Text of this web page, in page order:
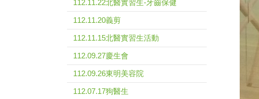
112.11.22北醫實習生-牙齒保健
112.11.20義剪
112.11.15北醫實習生活動
112.09.27慶生會
112.09.26東明美容院
112.07.17狗醫生